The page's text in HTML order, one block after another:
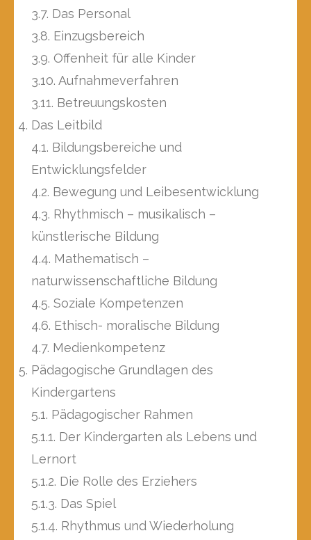
3.7. Das Personal
3.8. Einzugsbereich
3.9. Offenheit für alle Kinder
3.10. Aufnahmeverfahren
3.11. Betreuungskosten
Das Leitbild
4.1. Bildungsbereiche und
Entwicklungsfelder
4.2. Bewegung und Leibesentwicklung
4.3. Rhythmisch – musikalisch –
künstlerische Bildung
4.4. Mathematisch –
naturwissenschaftliche Bildung
4.5. Soziale Kompetenzen
4.6. Ethisch- moralische Bildung
4.7. Medienkompetenz
Pädagogische Grundlagen des
Kindergartens
5.1. Pädagogischer Rahmen
5.1.1. Der Kindergarten als Lebens und
Lernort
5.1.2. Die Rolle des Erziehers
5.1.3. Das Spiel
5.1.4. Rhythmus und Wiederholung